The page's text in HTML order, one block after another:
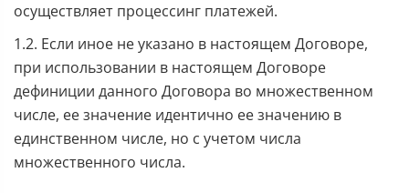
осуществляет процессинг платежей.
1.2. Если иное не указано в настоящем Договоре,
при использовании в настоящем Договоре
дефиниции данного Договора во множественном
числе, ее значение идентично ее значению в
единственном числе, но с учетом числа
множественного числа.